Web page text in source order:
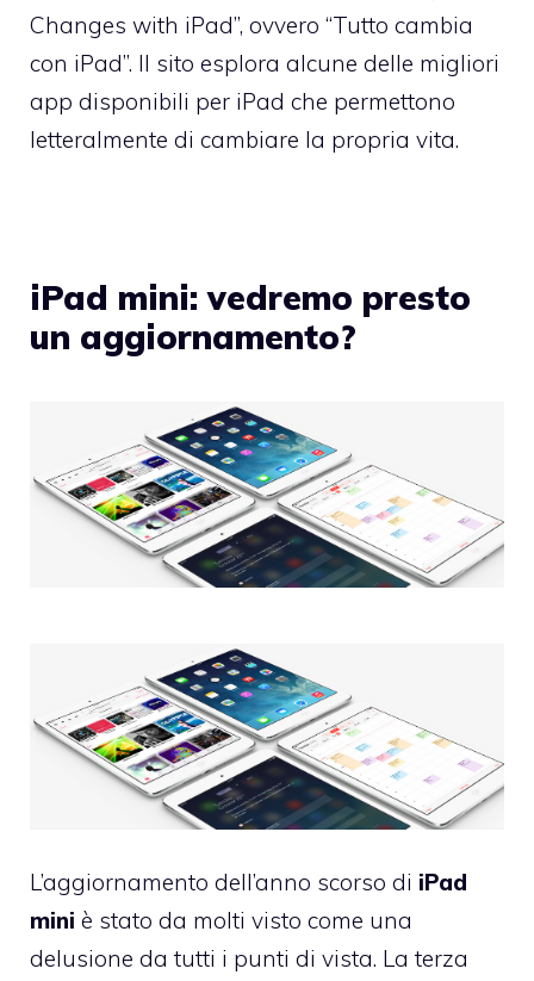
Changes with iPad”, ovvero “Tutto cambia
con iPad”. Il sito esplora alcune delle migliori
app disponibili per iPad che permettono
letteralmente di cambiare la propria vita.
iPad mini: vedremo presto
un aggiornamento?
L’aggiornamento dell’anno scorso di iPad
mini è stato da molti visto come una
delusione da tutti i punti di vista. La terza